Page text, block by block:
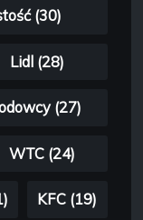
(30)
Lidl (28)
(27)
WTC (24)
KFC (19)